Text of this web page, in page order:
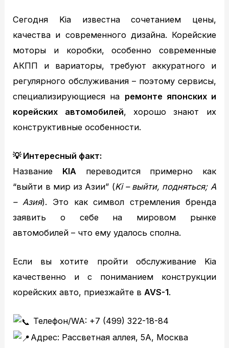
Главная
Техобслуживание
Сегодня Kia известна сочетанием цены,
качества и современного дизайна. Корейские
моторы и коробки, особенно современные
АКПП и вариаторы, требуют аккуратного и
регулярного обслуживания – поэтому сервисы,
специализирующиеся на ремонте японских и
корейских автомобилей, хорошо знают их
конструктивные особенности.
💡Интересный факт:
Название KIA переводится примерно как
“выйти в мир из Азии” (Ki – выйти, подняться; A
– Азия). Это как символ стремления бренда
заявить о себе на мировом рынке
автомобилей – что ему удалось сполна.
Если вы хотите пройти обслуживание Kia
качественно и с пониманием конструкции
корейских авто, приезжайте вAVS-1.
Телефон/WA: +7 (499) 322-18-84
Адрес: Рассветная аллея, 5А, Москва